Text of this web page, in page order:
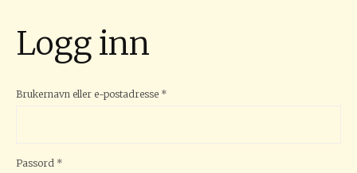
Logg inn
Brukernavn eller e-postadresse *
Passord *